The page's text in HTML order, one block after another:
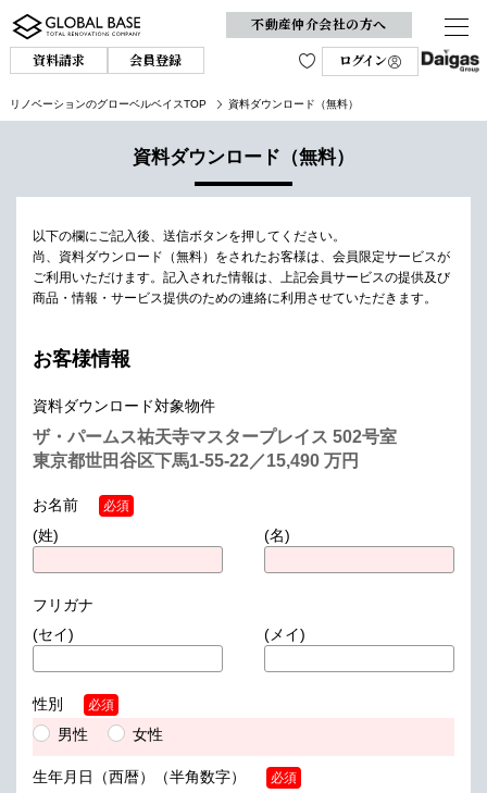
不動産仲介会社の方へ
資料請求
会員登録 ログイン
リノベーションのグローベルベイスTOP 資料ダウンロード（無料）
資料ダウンロード（無料）
以下の欄にご記入後、送信ボタンを押してください。
尚、資料ダウンロード（無料）をされたお客様は、会員限定サービスが
ご利用いただけます。 記入された情報は、上記会員サービスの提供及び
商品・情報・サービス提供のための連絡に利用させていただきます。
お客様情報
資料ダウンロード対象物件
ザ・パームス祐天寺マスタープレイス 502号室
東京都世田谷区下馬1-55-22／15,490 万円
お名前 必須
(姓) (名)
フリガナ
(セイ)
(メイ)
性別 必須
男性 女性
生年月日（西暦） （半角数字） 必須